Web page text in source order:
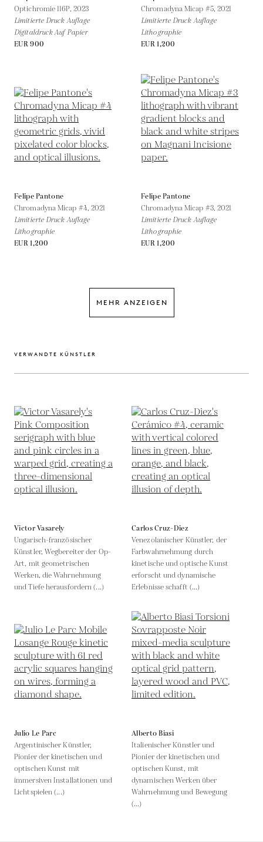
Optichromie 116P, 2023
Limitierte Druck Auflage
Digitaldruck Auf Papier
EUR 900
Chromadyna Micap #5,2021
Limitierte Druck Auflage
Lithographie
EUR 1,200
Felipe Pantone
Chromadyna Micap #4,2021
Limitierte Druck Auflage
Lithographie
EUR 1,200
Felipe Pantone
Chromadyna Micap #3,2021
Limitierte Druck Auflage
Lithographie
EUR 1,200
MEHR ANZEIGEN
VERWANDTE KÜNSTLER
Victor Vasarely
Ungarisch-französischer
Künstler, Wegbereiter der Op-
Art, mit geometrischen
Werken, die Wahrnehmung
und Tiefe herausfordern (...)
Carlos Cruz-Diez
Venezolanischer Künstler, der
Farbwahrnehmung durch
kinetische und optische Kunst
erforscht und dynamische
Erlebnisse schafft (...)
Julio Le Parc
Argentinischer Künstler,
Pionier der kinetischen und
optischen Kunst mit
immersiven Installationen und
Lichtspielen (...)
Alberto Biasi
Italienischer Künstler und
Pionier der kinetischen und
optischen Kunst, mit
dynamischen Werken über
Wahrnehmung und Bewegung
(...)